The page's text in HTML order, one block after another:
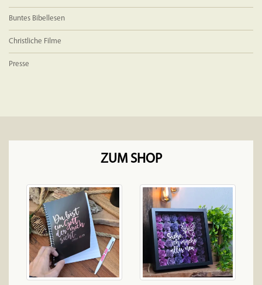
Buntes Bibellesen
Christliche Filme
Presse
ZUM SHOP